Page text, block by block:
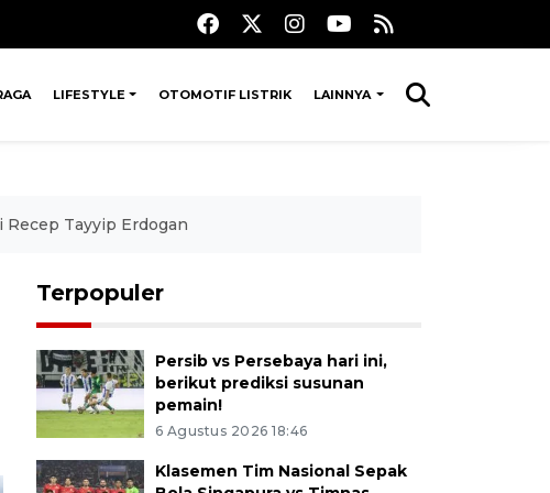
LIFESTYLE OTOMOTIF LISTRIK LAINNYA
Tayyip Erdogan
Terpopuler
Persib vs Persebaya hari ini,
berikut prediksi susunan
pemain!
6 Agustus 2026 18:46
Klasemen Tim Nasional Sepak